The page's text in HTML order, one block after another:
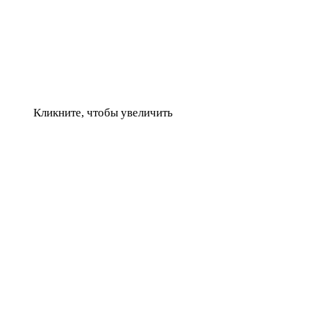
Кликните, чтобы увеличить